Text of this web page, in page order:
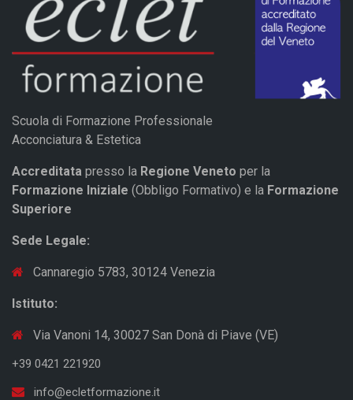
Scuola di Formazione Professionale
Acconciatura & Estetica
Accreditata presso la Regione Veneto per la
Formazione Iniziale (Obbligo Formativo) e la Formazione
Superiore
Sede Legale:
Cannaregio 5783, 30124 Venezia
Istituto:
Via Vanoni 14, 30027 San Donà di Piave (VE)
+39 0421 221920
info@ecletformazione.it